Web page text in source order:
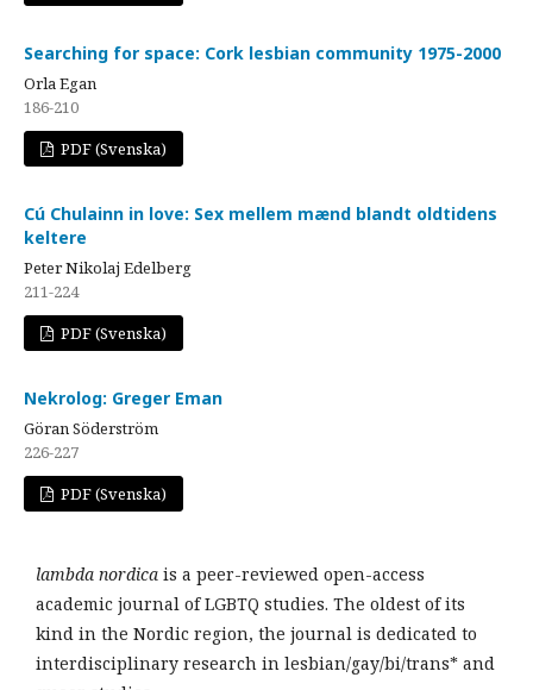
Searching for space: Cork lesbian community 1975-2000
Orla Egan
186-210
PDF (Svenska)
Cú Chulainn in love: Sex mellem mænd blandt oldtidens
keltere
Peter Nikolaj Edelberg
211-224
PDF (Svenska)
Nekrolog: Greger Eman
Göran Söderström
226-227
PDF (Svenska)
lambda nordica is a peer-reviewed open-access
academic journal of LGBTQ studies. The oldest of its
kind in the Nordic region, the journal is dedicated to
interdisciplinary research in lesbian/gay/bi/trans* and